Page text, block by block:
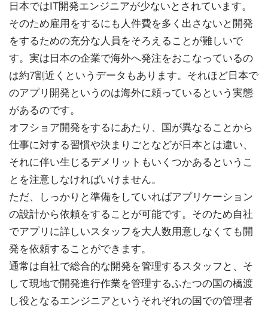
日本ではIT開発エンジニアが少ないとされています。
そのため雇用をするにも人件費を多く出さないと開発
をするための充分な人員をそろえることが難しいで
す。実は日本の企業で海外へ発注をおこなっているの
は約7割近くというデータもあります。それほど日本で
のアプリ開発というのは海外に頼っているという実態
があるのです。
オフショア開発をするにあたり、国が異なることから
仕事に対する習慣や決まりごとなどが日本とは違い、
それに伴い生じるデメリットもいくつかあるというこ
とを注意しなければいけません。
ただ、しっかりと準備をしていればアプリケーション
の設計から依頼をすることが可能です。そのため自社
でアプリに詳しいスタッフを大人数用意しなくても開
発を依頼することができます。
通常は自社で総合的な開発を管理するスタッフと、そ
して現地で開発進行作業を管理するふたつの国の橋渡
し役となるエンジニアというそれぞれの国での管理者